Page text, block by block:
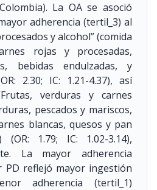
La OA se asoció
adherencia (tertil_3) al
y alcohol” (comida
rojas y procesadas,
bebidas endulzadas, y
2.30; IC: 1.21-4.37), así
verduras y carnes
pescados y mariscos,
blancas, quesos y pan
1.79; IC: 1.02-3.14),
La mayor adherencia
PD reflejó mayor ingestión
adherencia (tertil_1)